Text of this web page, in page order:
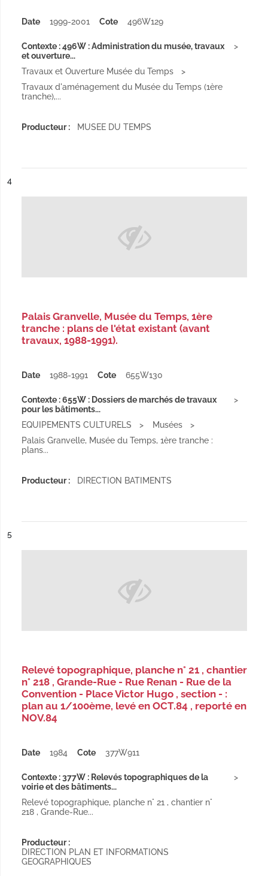
Date 1999-2001 Cote 496W129
Contexte : 496W : Administration du musée, travaux
et ouverture...
Travaux et Ouverture Musée du Temps
Travaux d'aménagement du Musée du Temps (1ère
tranche),...
Producteur : MUSEE DU TEMPS
n°
4
Palais Granvelle, Musée du Temps, 1ère
tranche : plans de l'état existant (avant
travaux, 1988-1991).
Date 1988-1991 Cote 655W130
Contexte : 655W : Dossiers de marchés de travaux
pour les bâtiments...
EQUIPEMENTS CULTURELS
Musées
Palais Granvelle, Musée du Temps, 1ère tranche :
plans...
Producteur : DIRECTION BATIMENTS
n°
5
Relevé topographique, planche n° 21 , chantier
n° 218 , Grande-Rue - Rue Renan - Rue de la
Convention - Place Victor Hugo , section - :
plan au 1/100ème, levé en OCT.84 , reporté en
NOV.84
Date 1984 Cote 377W911
Contexte : 377W : Relevés topographiques de la
voirie et des bâtiments...
Relevé topographique, planche n° 21 , chantier n°
218 , Grande-Rue...
Producteur :
DIRECTION PLAN ET INFORMATIONS
GEOGRAPHIQUES